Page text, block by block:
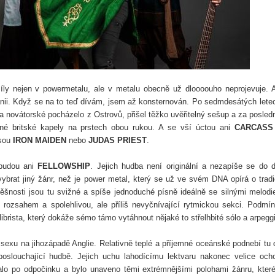
nejen v powermetalu, ale v metalu obecně už dloooouho neprojevuje.
Když se na to teď dívám, jsem až konsternován. Po sedmdesátých
novátorské pocházelo z Ostrovů, přišel těžko uvěřitelný sešup a za
britské kapely na prstech obou rukou. A se vší úctou aniCARCASS
IRON MAIDEN nebo JUDAS PRIEST.
ani FELLOWSHIP. Jejich hudba není originální a nezapíše se do
jiný žánr, než je power metal, který se už ve svém DNA opírá o
jsou tu svižné a spíše jednoduché písně ideálně se silnými
a spolehlivou, ale příliš nevyčnívající rytmickou sekci.
který dokáže sémo támo vytáhnout nějaké to střelhbité sólo a
na jihozápadě Anglie. Relativně teplé a příjemné oceánské podnebí tu
hudbě. Jejich uchu lahodícímu lektvaru nakonec velice
po odpočinku a bylo unaveno těmi extrémnějšími polohami žánru,